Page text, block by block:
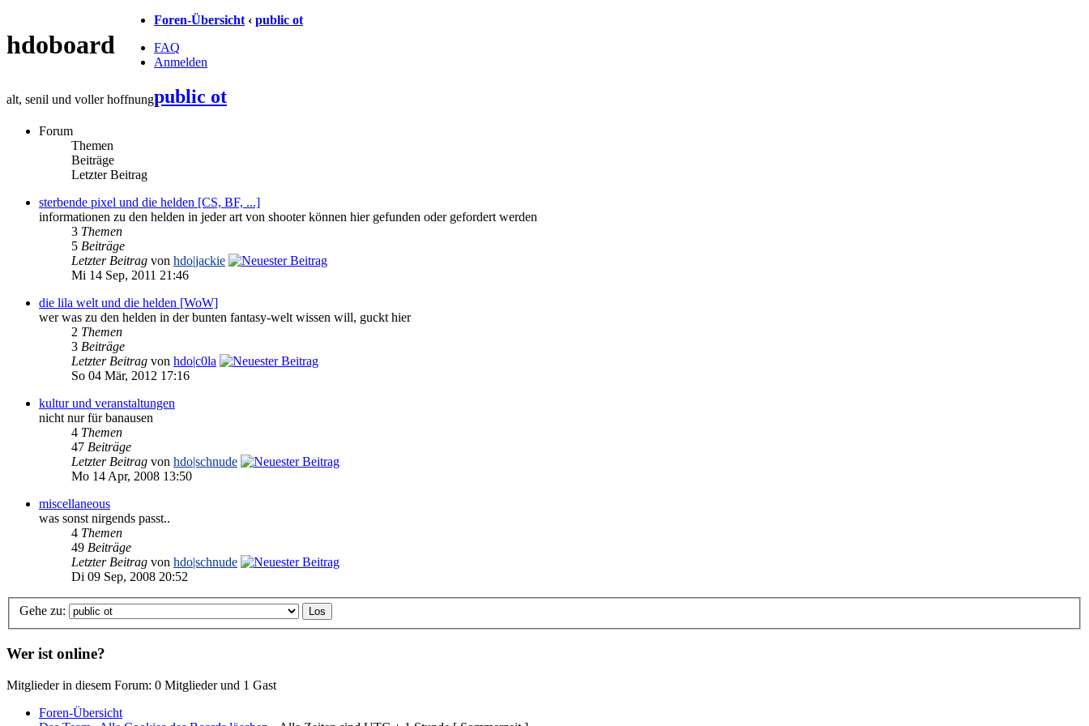
hdoboard
alt, senil und voller hoffnung
Foren-Übersicht ‹ public ot
FAQ
Anmelden
public ot
Forum
Themen
Beiträge
Letzter Beitrag
sterbende pixel und die helden [CS, BF, ...]
informationen zu den helden in jeder art von shooter können hier gefunden oder gefordert werden
3 Themen
5 Beiträge
Letzter Beitrag von hdo|jackie
Mi 14 Sep, 2011 21:46
die lila welt und die helden [WoW]
wer was zu den helden in der bunten fantasy-welt wissen will, guckt hier
2 Themen
3 Beiträge
Letzter Beitrag von hdo|c0la
So 04 Mär, 2012 17:16
kultur und veranstaltungen
nicht nur für banausen
4 Themen
47 Beiträge
Letzter Beitrag von hdo|schnude
Mo 14 Apr, 2008 13:50
miscellaneous
was sonst nirgends passt..
4 Themen
49 Beiträge
Letzter Beitrag von hdo|schnude
Di 09 Sep, 2008 20:52
Gehe zu:
Wer ist online?
Mitglieder in diesem Forum: 0 Mitglieder und 1 Gast
Foren-Übersicht